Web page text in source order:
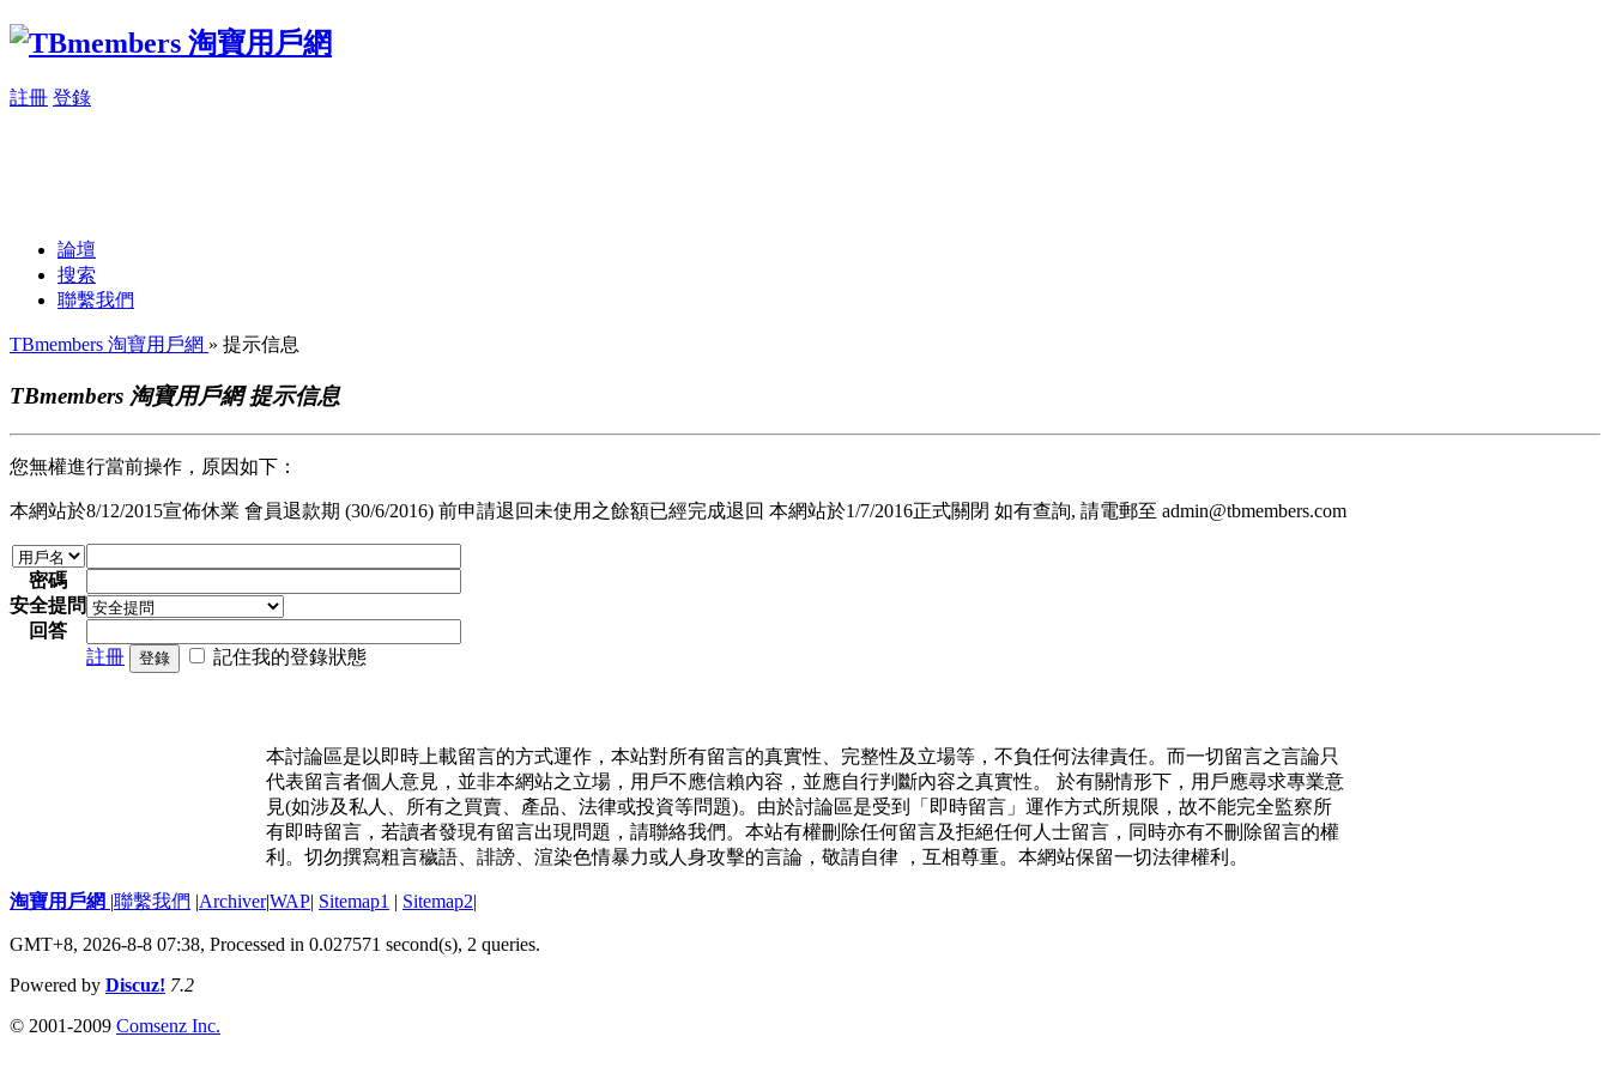
註冊 登錄
論壇
搜索
聯繫我們
TBmembers 淘寶用戶網 » 提示信息
TBmembers 淘寶用戶網 提示信息
您無權進行當前操作，原因如下：
本網站於8/12/2015宣佈休業 會員退款期 (30/6/2016) 前申請退回未使用之餘額已經完成退回 本網站於1/7/2016正式關閉 如有查詢, 請電郵至 admin@tbmembers.com
密碼
安全提問
回答
註冊
登錄 記住我的登錄狀態
本討論區是以即時上載留言的方式運作，本站對所有留言的真實性、完整性及立場等，不負任何法律責任。而一切留言之言論只
代表留言者個人意見，並非本網站之立場，用戶不應信賴內容，並應自行判斷內容之真實性。 於有關情形下，用戶應尋求專業意
見(如涉及私人、所有之買賣、產品、法律或投資等問題)。由於討論區是受到「即時留言」運作方式所規限，故不能完全監察所
有即時留言，若讀者發現有留言出現問題，請聯絡我們。本站有權刪除任何留言及拒絕任何人士留言，同時亦有不刪除留言的權
利。切勿撰寫粗言穢語、誹謗、渲染色情暴力或人身攻擊的言論，敬請自律 ，互相尊重。本網站保留一切法律權利。
淘寶用戶網 |聯繫我們 |Archiver|WAP| Sitemap1 | Sitemap2|
GMT+8, 2026-8-8 07:38, Processed in 0.027571 second(s), 2 queries.
Powered by Discuz! 7.2
© 2001-2009 Comsenz Inc.